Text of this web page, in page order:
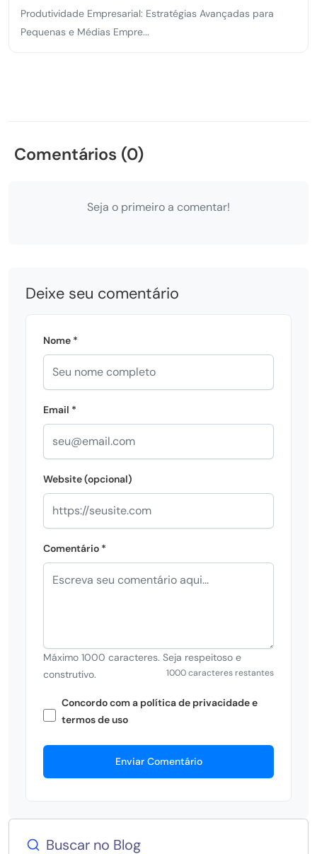
Produtividade Empresarial: Estratégias Avançadas para
Pequenas e Médias Empre...
Comentários (0)
Seja o primeiro a comentar!
Deixe seu comentário
Nome *
Email *
Website (opcional)
Comentário *
Máximo 1000 caracteres. Seja respeitoso e
construtivo.
1000 caracteres restantes
Concordo com a política de privacidade e
termos de uso
Enviar Comentário
Buscar no Blog